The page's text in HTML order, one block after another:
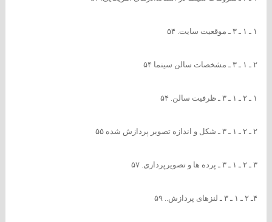
۱ ـ ۱ ـ ۳ ـ موقعیت سایت. ۵۴
۲ ـ ۱ ـ ۳ ـ مشخصات سالن سینما ۵۴
۱ ـ ۲ ـ ۱ ـ ۳ ـ ظرفیت سالن. ۵۴
۲ ـ ۲ ـ ۱ ـ ۳ ـ شکل و اندازه تصویر پردازش شده ۵۵
۳ ـ ۲ ـ ۱ ـ ۳ ـ پرده ها و تصویرپردازی. ۵۷
۴ـ ۲ ـ ۱ ـ ۳ ـ لنزهای پردازش.. ۵۹